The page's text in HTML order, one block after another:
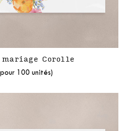
Corolle
100 unités)